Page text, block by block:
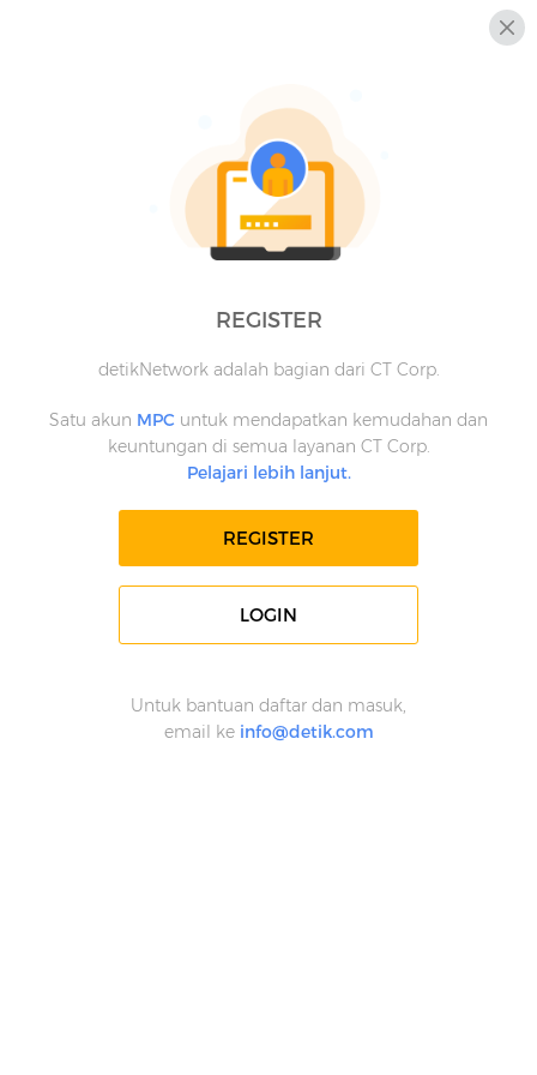
REGISTER
detikNetwork adalah bagian dari CT Corp.
Satu akun MPC untuk mendapatkan kemudahan dan
keuntungan di semua layanan CT Corp.
Pelajari lebih lanjut.
REGISTER
LOGIN
Untuk bantuan daftar dan masuk,
email ke info@detik.com